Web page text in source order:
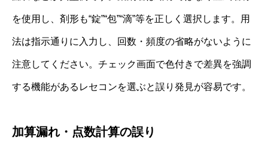
を使用し、剤形も“錠”“包”“滴”等を正しく選択します。用
法は指示通りに入力し、回数・頻度の省略がないように
注意してください。チェック画面で色付きで差異を強調
する機能があるレセコンを選ぶと誤り発見が容易です。
加算漏れ・点数計算の誤り